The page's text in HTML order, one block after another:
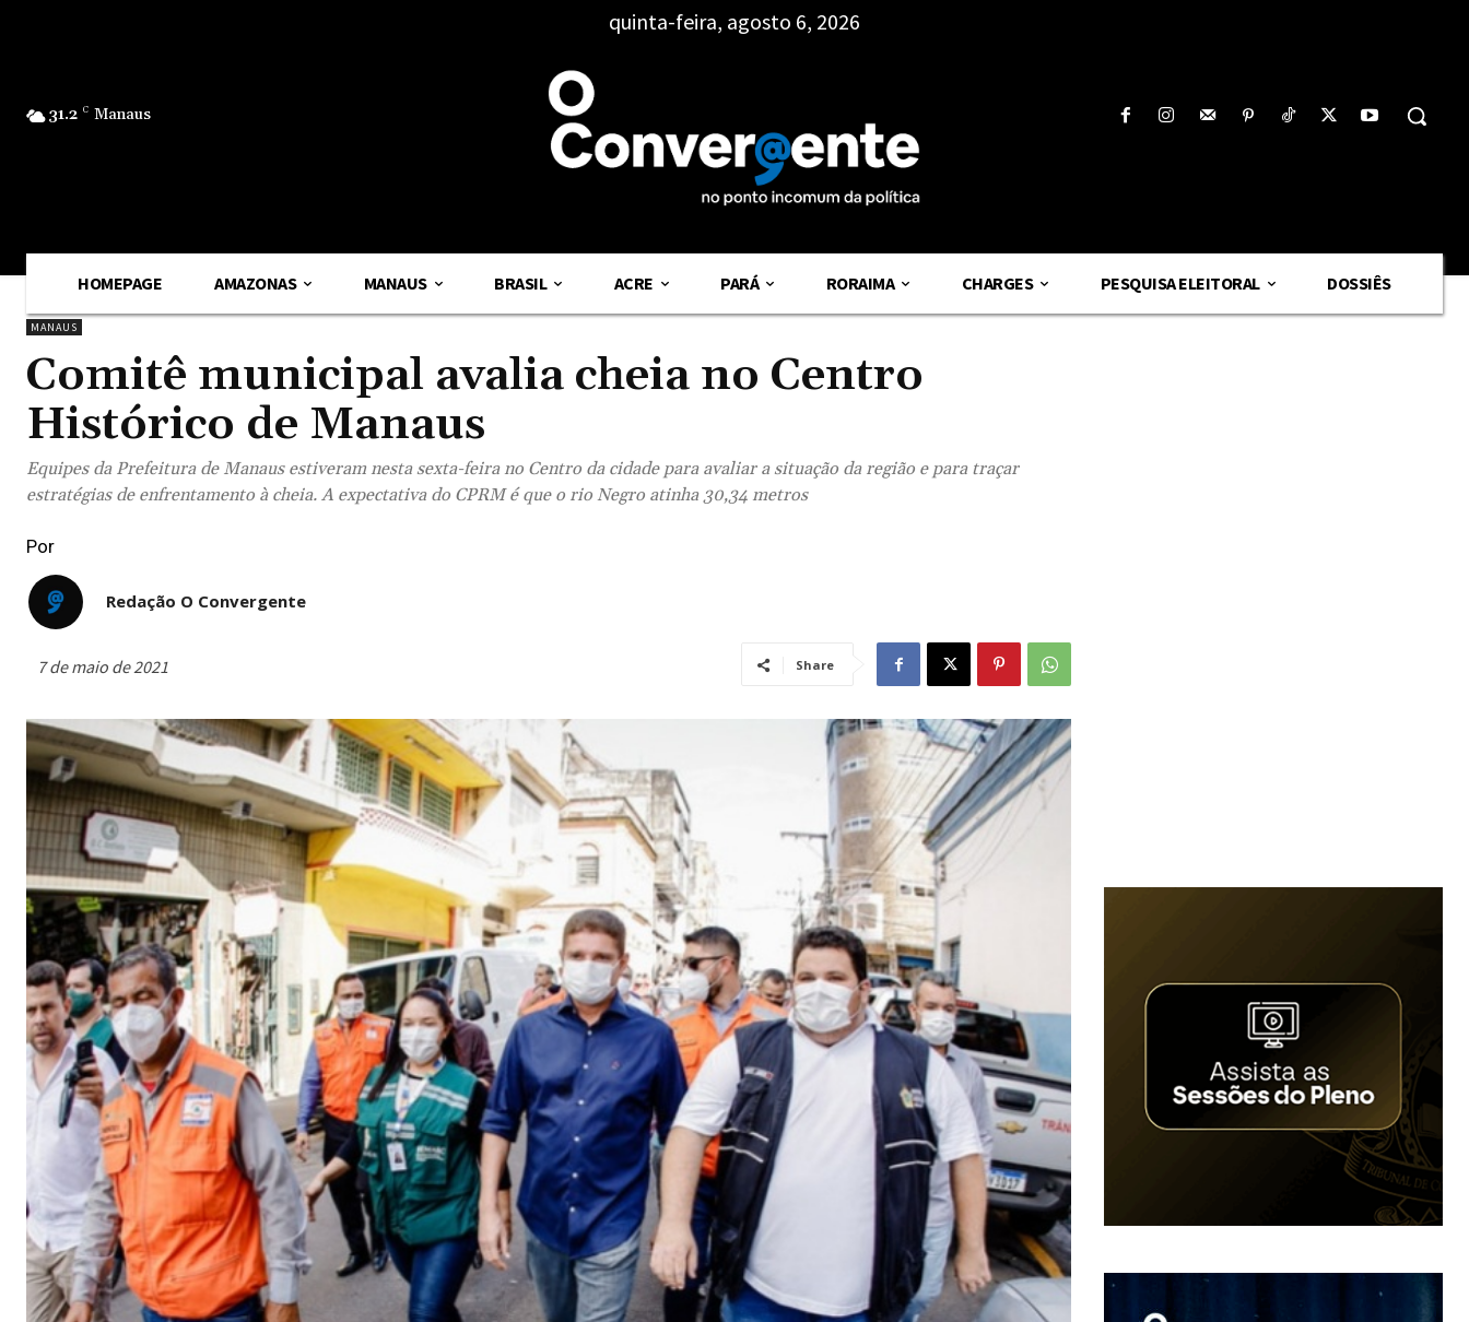
31.2 C Manaus
quinta-feira, agosto 6, 2026
HOMEPAGE AMAZONAS MANAUS BRASIL ACRE PARÁ RORAIMA CHARGES PESQUISA ELEITORAL DOSSIÊS
MANAUS
Comitê municipal avalia cheia no Centro
Histórico de Manaus
Equipes da Prefeitura de Manaus estiveram nesta sexta-feira no Centro da cidade para avaliar a situação da região e para traçar
estratégias de enfrentamento à cheia. A expectativa do CPRM é que o rio Negro atinha 30,34 metros
Por
Redação O Convergente
7 de maio de 2021 Share